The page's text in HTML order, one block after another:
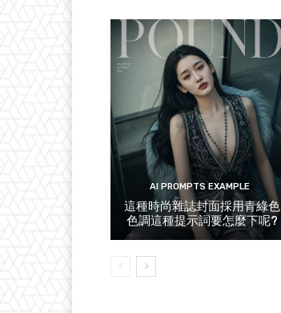
AI PROMPTS EXAMPLE
這種時尚雜誌封面採用青綠色
色調這種提示詞要怎麼下呢?